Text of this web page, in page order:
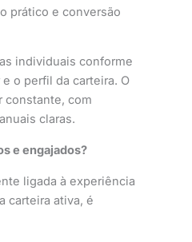
prático e conversão
individuais conforme
o perfil da carteira. O
constante, com
claras.
e engajados?
ligada à experiência
carteira ativa, é